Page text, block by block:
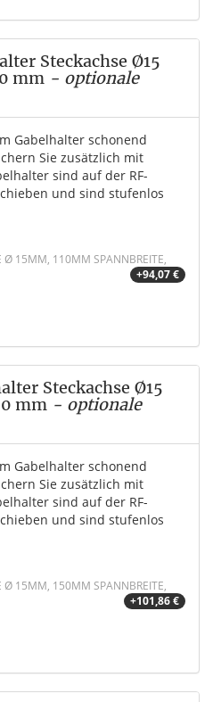
Steckachse Ø15
mm - optionale
Gabelhalter schonend
Sie zusätzlich mit
sind auf der RF-
und sind stufenlos
Ø 15MM, 110MM SPANNBREITE,
+94,07 €
Steckachse Ø15
mm - optionale
Gabelhalter schonend
Sie zusätzlich mit
sind auf der RF-
und sind stufenlos
Ø 15MM, 150MM SPANNBREITE,
+101,86 €